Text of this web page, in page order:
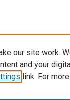
our site work.
and your
link. For